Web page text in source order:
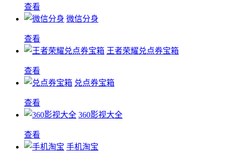
查看
微信分身
查看
王者荣耀兑点券宝箱
查看
兑点券宝箱
查看
360影视大全
查看
手机淘宝